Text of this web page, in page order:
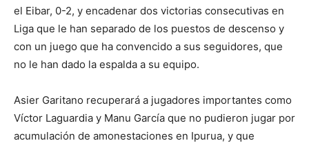
el Eibar, 0-2, y encadenar dos victorias consecutivas en
Liga que le han separado de los puestos de descenso y
con un juego que ha convencido a sus seguidores, que
no le han dado la espalda a su equipo.
Asier Garitano recuperará a jugadores importantes como
Víctor Laguardia y Manu García que no pudieron jugar por
acumulación de amonestaciones en Ipurua, y que